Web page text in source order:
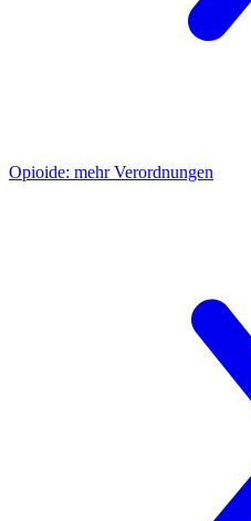
Opioide: mehr Verordnungen